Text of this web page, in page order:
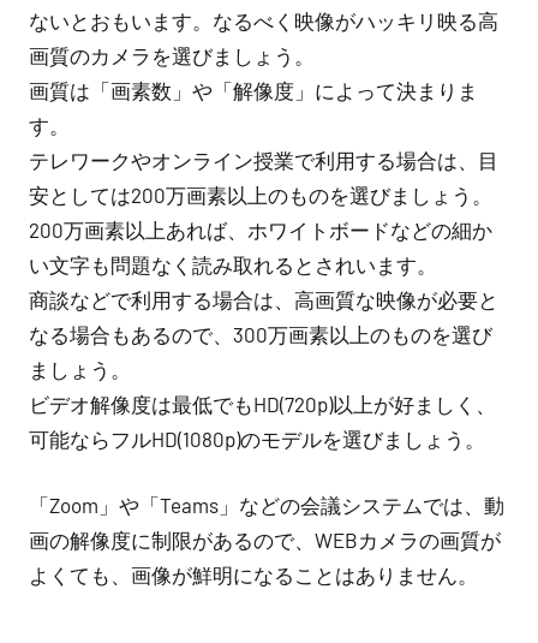
ないとおもいます。なるべく映像がハッキリ映る高
画質のカメラを選びましょう。
画質は「画素数」や「解像度」によって決まりま
す。
テレワークやオンライン授業で利用する場合は、目
安としては200万画素以上のものを選びましょう。
200万画素以上あれば、ホワイトボードなどの細か
い文字も問題なく読み取れるとされいます。
商談などで利用する場合は、高画質な映像が必要と
なる場合もあるので、300万画素以上のものを選び
ましょう。
ビデオ解像度は最低でもHD(720p)以上が好ましく、
可能ならフルHD(1080p)のモデルを選びましょう。
「Zoom」や「Teams」などの会議システムでは、動
画の解像度に制限があるので、WEBカメラの画質が
よくても、画像が鮮明になることはありません。